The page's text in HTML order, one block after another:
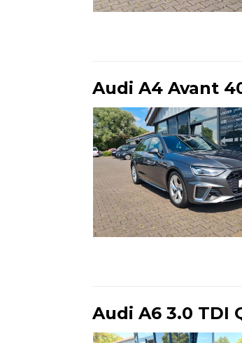
Audi A4 Avant
Audi A6 3.0 TDI